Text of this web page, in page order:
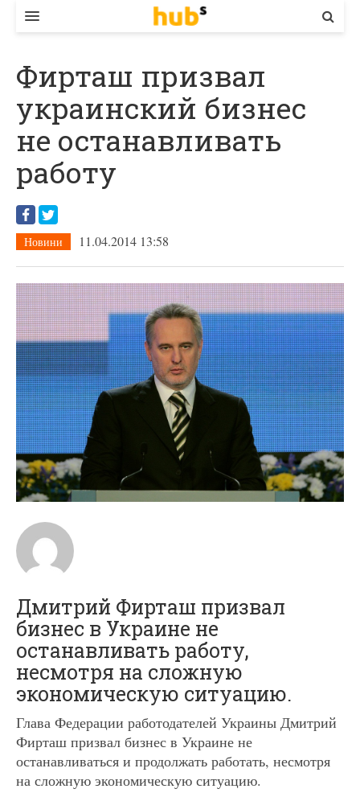
ЕКОНОМІКА
БІЗНЕС
СТАРТЕР
КОНТАКТИ
Фирташ призвал
украинский бизнес
не останавливать
работу
Новини 11.04.2014 13:58
Дмитрий Фирташ призвал
бизнес в Украине не
останавливать работу,
несмотря на сложную
экономическую ситуацию.
Глава Федерации работодателей Украины Дмитрий
Фирташ призвал бизнес в Украине не
останавливаться и продолжать работать, несмотря
на сложную экономическую ситуацию.